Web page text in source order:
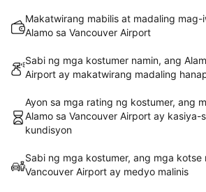
Makatwirang mabilis at madaling mag-
Alamo sa Vancouver Airport
Sabi ng mga kostumer namin, ang
Airport ay makatwirang madaling
Ayon sa mga rating ng kostumer, ang
Alamo sa Vancouver Airport ay kasiya-
kundisyon
Sabi ng mga kostumer, ang mga kotse
Vancouver Airport ay medyo malinis